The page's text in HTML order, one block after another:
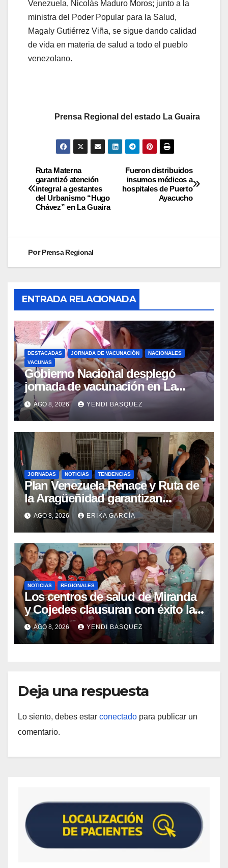
Venezuela, Nicolás Maduro Moros; junto a la
ministra del Poder Popular para la Salud,
Magaly Gutiérrez Viña, se sigue dando calidad
de vida en materia de salud a todo el pueblo
venezolano.
Prensa Regional del estado La Guaira
Fueron distribuidos
insumos médicos a
hospitales de Puerto
Ayacucho
Ruta Materna
garantizó atención
integral a gestantes
del Urbanismo “Hugo
Chávez” en La Guaira
PorPrensa Regional
ENTRADA RELACIONADA
DESTACADAS JORNADA DE VACUNACIÓN
NACIONALES
VACUNAS
Gobierno Nacional desplegó
jornada de vacunación en La
Guaira para garantizar protección
epidemiológica
AGO 8, 2026 YENDI BASQUEZ
JORNADAS NOTICIAS TENDENCIAS
Plan Venezuela Renace y Ruta de
la Aragüeñidad garantizan
atención médica integral en
Aragua
AGO 8, 2026 ERIKA GARCÍA
NOTICIAS REGIONALES
Los centros de salud de Miranda
y Cojedes clausuran con éxito la
Semana Mundial de la Lactancia
Materna
AGO 8, 2026 YENDI BASQUEZ
Deja una respuesta
Lo siento, debes estar conectado para publicar un
comentario.